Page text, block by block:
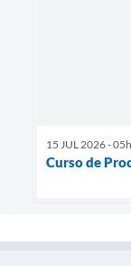
15 JUL 2026 -
Curso de